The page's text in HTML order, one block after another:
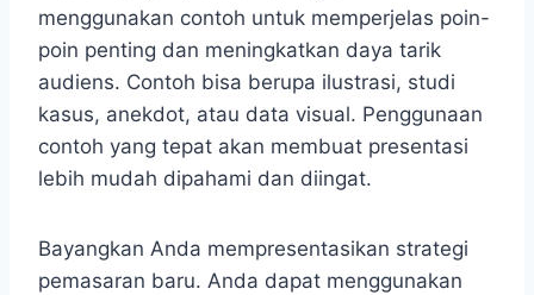
menggunakan contoh untuk memperjelas poin-
poin penting dan meningkatkan daya tarik
audiens. Contoh bisa berupa ilustrasi, studi
kasus, anekdot, atau data visual. Penggunaan
contoh yang tepat akan membuat presentasi
lebih mudah dipahami dan diingat.
Bayangkan Anda mempresentasikan strategi
pemasaran baru. Anda dapat menggunakan